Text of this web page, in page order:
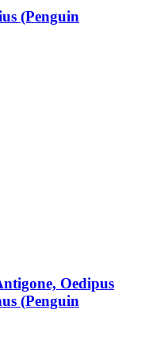
(Penguin
Oedipus
(Penguin